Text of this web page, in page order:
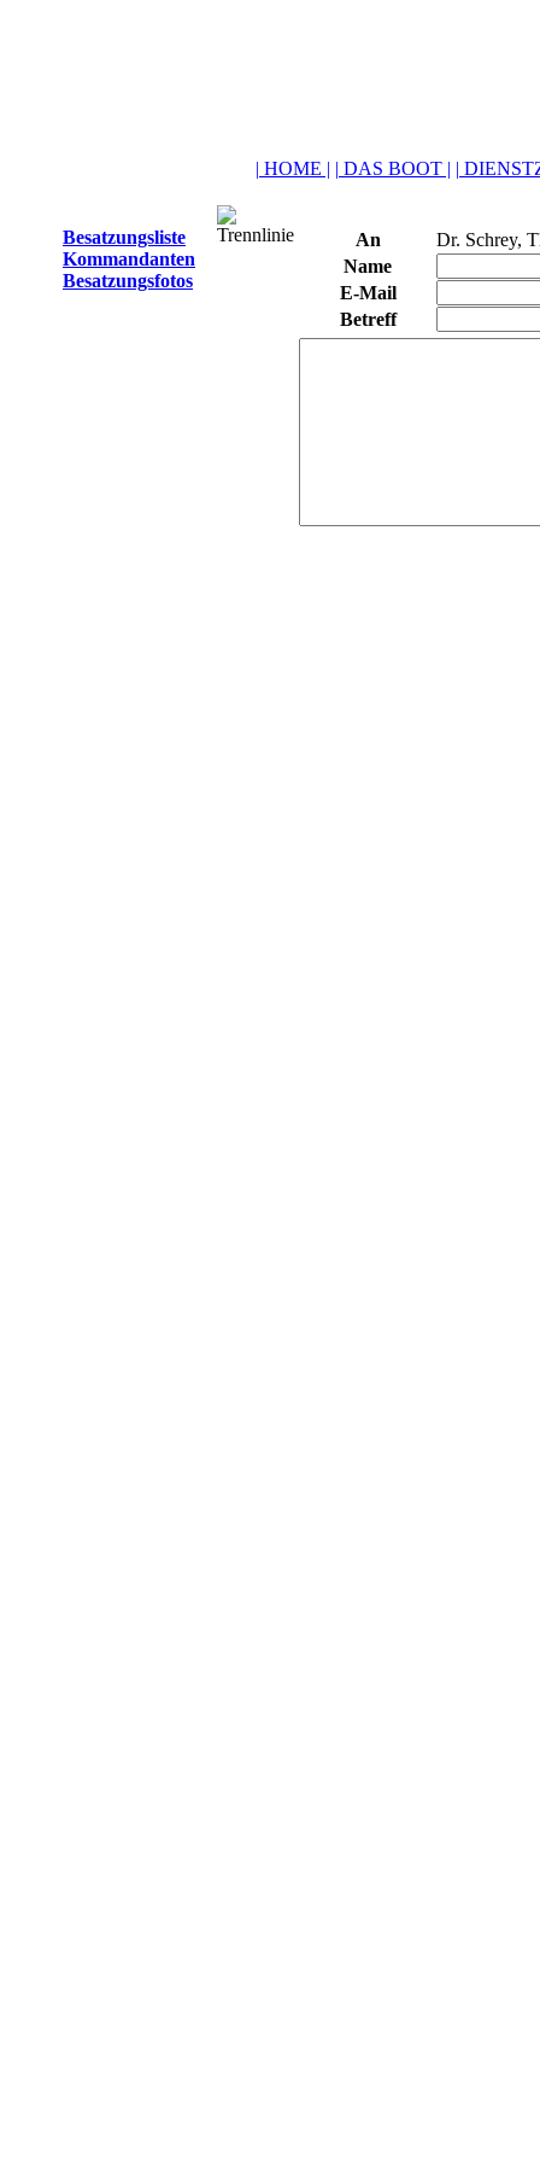
| HOME | | DAS BOOT | |
Besatzungsliste
Kommandanten
Besatzungsfotos
An
Dr. Schrey,
Name
E-Mail
Betreff